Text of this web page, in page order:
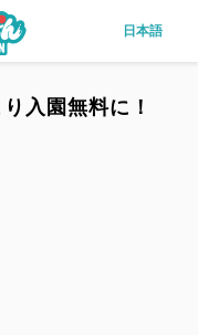
日本語
入園無料に！